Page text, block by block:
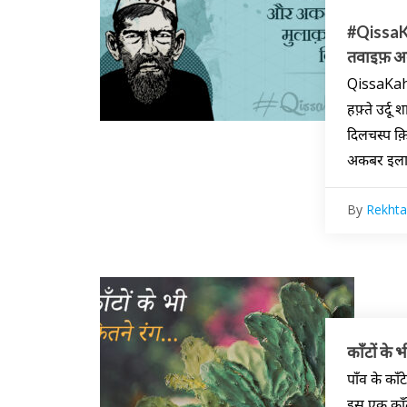
तवाइफ़
हफ़्ते उर्दू
दिलचस्प
अकबर
By Rekhta
काँटों के
पाँव के